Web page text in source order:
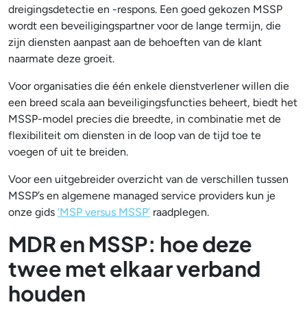
dreigingsdetectie en -respons. Een goed gekozen MSSP
wordt een beveiligingspartner voor de lange termijn, die
zijn diensten aanpast aan de behoeften van de klant
naarmate deze groeit.
Voor organisaties die één enkele dienstverlener willen die
een breed scala aan beveiligingsfuncties beheert, biedt het
MSSP-model precies die breedte, in combinatie met de
flexibiliteit om diensten in de loop van de tijd toe te
voegen of uit te breiden.
Voor een uitgebreider overzicht van de verschillen tussen
MSSP’s en algemene managed service providers kun je
onze gids ‘MSP versus MSSP’ raadplegen.
MDR en MSSP: hoe deze
twee met elkaar verband
houden